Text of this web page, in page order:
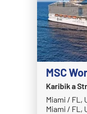
MSC
Karibik a
Miami / FL,
Miami / FL,